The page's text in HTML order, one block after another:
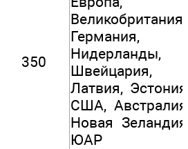
350
Великобритания,
Германия,
Нидерланды,
Швейцария,
Латвия,
США,
Новая
ЮАР